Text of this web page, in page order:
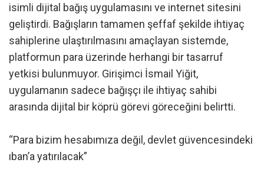
isimli dijital bağış uygulamasını ve internet sitesini
geliştirdi. Bağışların tamamen şeffaf şekilde ihtiyaç
sahiplerine ulaştırılmasını amaçlayan sistemde,
platformun para üzerinde herhangi bir tasarruf
yetkisi bulunmuyor. Girişimci İsmail Yiğit,
uygulamanın sadece bağışçı ile ihtiyaç sahibi
arasında dijital bir köprü görevi göreceğini belirtti.
“Para bizim hesabımıza değil, devlet güvencesindeki
ıban’a yatırılacak”